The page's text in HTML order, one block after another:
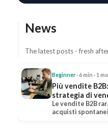
News
The latest posts - fresh
Beginner· 6 min · 1
Più vendite
strategia di
Le vendite B2B
acquisti